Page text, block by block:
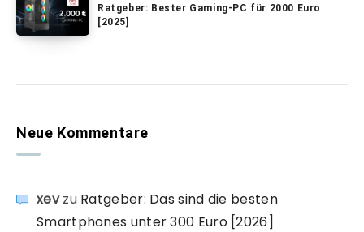
Ratgeber: Bester Gaming-PC für 2000 Euro
[2025]
Neue Kommentare
xevzu Ratgeber: Das sind die besten
Smartphones unter 300 Euro [2026]